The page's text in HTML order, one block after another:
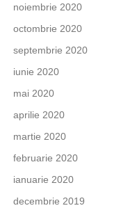
noiembrie 2020
octombrie 2020
septembrie 2020
iunie 2020
mai 2020
aprilie 2020
martie 2020
februarie 2020
ianuarie 2020
decembrie 2019